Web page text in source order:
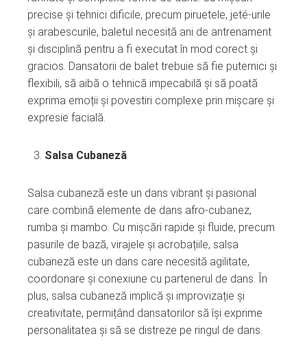
precise și tehnici dificile, precum piruetele, jeté-urile
și arabescurile, baletul necesită ani de antrenament
și disciplină pentru a fi executat în mod corect și
gracios. Dansatorii de balet trebuie să fie puternici și
flexibili, să aibă o tehnică impecabilă și să poată
exprima emoții și povestiri complexe prin mișcare și
expresie facială.
Salsa Cubaneză
Salsa cubaneză este un dans vibrant și pasional
care combină elemente de dans afro-cubanez,
rumba și mambo. Cu mișcări rapide și fluide, precum
pasurile de bază, virajele și acrobațiile, salsa
cubaneză este un dans care necesită agilitate,
coordonare și conexiune cu partenerul de dans. În
plus, salsa cubaneză implică și improvizație și
creativitate, permițând dansatorilor să își exprime
personalitatea și să se distreze pe ringul de dans.